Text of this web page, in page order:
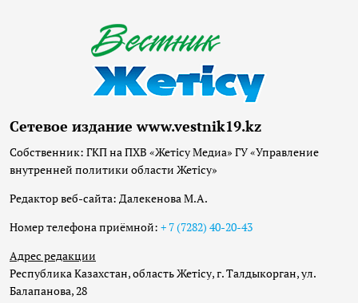
Сетевое издание www.vestnik19.kz
Собственник: ГКП на ПХВ «Жетісу Медиа» ГУ «Управление
внутренней политики области Жетісу»
Редактор веб-сайта: Далекенова М.А.
Номер телефона приёмной: + 7 (7282) 40-20-43
Адрес редакции
Республика Казахстан, область Жетісу, г. Талдыкорган, ул.
Балапанова, 28